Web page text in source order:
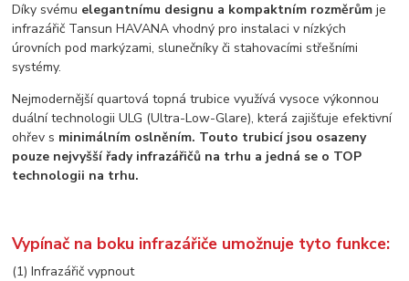
Díky svému elegantnímu designu a kompaktním rozměrům je
infrazářič Tansun HAVANA vhodný pro instalaci v nízkých
úrovních pod markýzami, slunečníky či stahovacími střešními
systémy.
Nejmodernější quartová topná trubice využívá vysoce výkonnou
duální technologii ULG (Ultra-Low-Glare), která zajišťuje efektivní
ohřev s minimálním oslněním. Touto trubicí jsou osazeny
pouze nejvyšší řady infrazářičů na trhu a jedná se o TOP
technologii na trhu.
Vypínač na boku infrazářiče umožnuje tyto funkce:
(1) Infrazářič vypnout